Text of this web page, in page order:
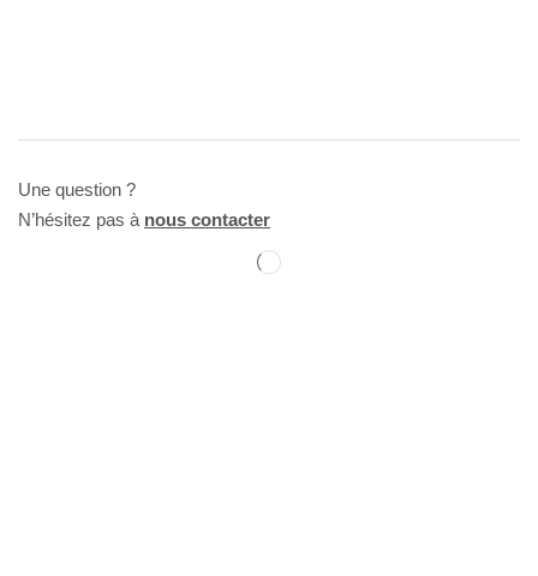
Une question ?
N’hésitez pas à nous contacter